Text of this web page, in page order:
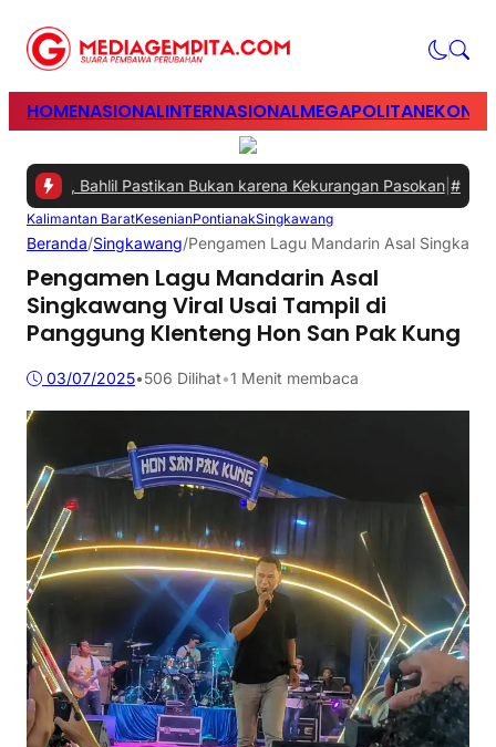
HOMENASIONALINTERNASIONALMEGAPOLITAN
Bahlil Pastikan Bukan karena Kekurangan Pasokan|#2 -
Kalimantan BaratKesenianPontianakSingkawang
Beranda/Singkawang/Pengamen Lagu Mandarin Asal
Pengamen Lagu Mandarin Asal
Singkawang Viral Usai Tampil di
Panggung Klenteng Hon San Pak Kung
03/07/2025•506 Dilihat•1 Menit membaca